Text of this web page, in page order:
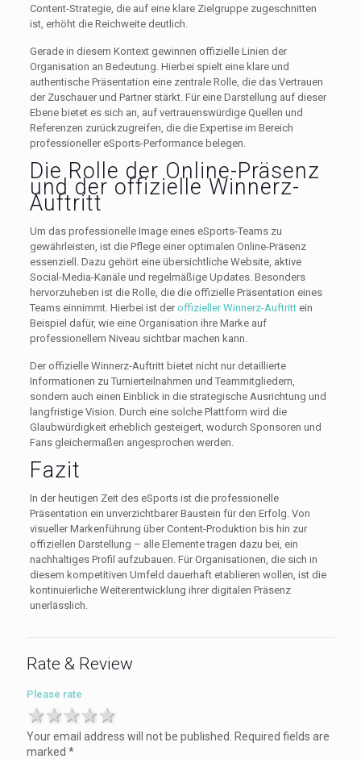
Content-Strategie, die auf eine klare Zielgruppe zugeschnitten
ist, erhöht die Reichweite deutlich.
Gerade in diesem Kontext gewinnen offizielle Linien der
Organisation an Bedeutung. Hierbei spielt eine klare und
authentische Präsentation eine zentrale Rolle, die das Vertrauen
der Zuschauer und Partner stärkt. Für eine Darstellung auf dieser
Ebene bietet es sich an, auf vertrauenswürdige Quellen und
Referenzen zurückzugreifen, die die Expertise im Bereich
professioneller eSports-Performance belegen.
Die Rolle der Online-Präsenz
und der offizielle Winnerz-
Auftritt
Um das professionelle Image eines eSports-Teams zu
gewährleisten, ist die Pflege einer optimalen Online-Präsenz
essenziell. Dazu gehört eine übersichtliche Website, aktive
Social-Media-Kanäle und regelmäßige Updates. Besonders
hervorzuheben ist die Rolle, die die offizielle Präsentation eines
Teams einnimmt. Hierbei ist deroffizieller Winnerz-Auftrittein
Beispiel dafür, wie eine Organisation ihre Marke auf
professionellem Niveau sichtbar machen kann.
Der offizielle Winnerz-Auftritt bietet nicht nur detaillierte
Informationen zu Turnierteilnahmen und Teammitgliedern,
sondern auch einen Einblick in die strategische Ausrichtung und
langfristige Vision. Durch eine solche Plattform wird die
Glaubwürdigkeit erheblich gesteigert, wodurch Sponsoren und
Fans gleichermaßen angesprochen werden.
Fazit
In der heutigen Zeit des eSports ist die professionelle
Präsentation ein unverzichtbarer Baustein für den Erfolg. Von
visueller Markenführung über Content-Produktion bis hin zur
offiziellen Darstellung – alle Elemente tragen dazu bei, ein
nachhaltiges Profil aufzubauen. Für Organisationen, die sich in
diesem kompetitiven Umfeld dauerhaft etablieren wollen, ist die
kontinuierliche Weiterentwicklung ihrer digitalen Präsenz
unerlässlich.
Rate & Review
Please rate
4 stars
3 stars
2 stars
1 star
Your email address will not be published.
Required fields are
marked *